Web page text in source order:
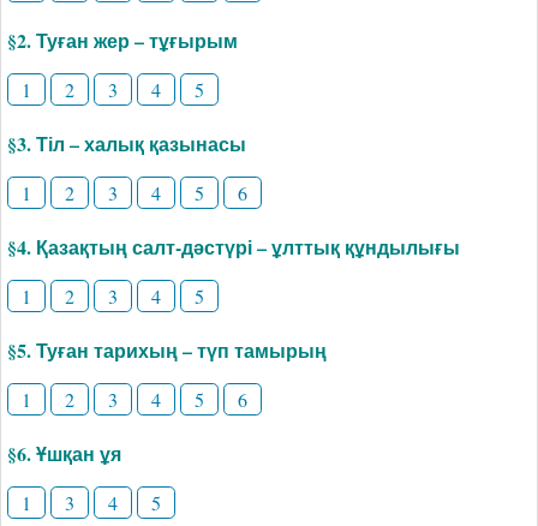
§2. Туған жер – тұғырым
1 2 3 4 5
§3. Тіл – халық қазынасы
1 2 3 4 5 6
§4. Қазақтың салт-дәстүрі – ұлттық құндылығы
1 2 3 4 5
§5. Туған тарихың – түп тамырың
1 2 3 4 5 6
§6. Ұшқан ұя
1 3 4 5